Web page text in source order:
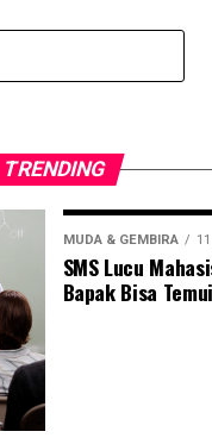
TRENDING
MUDA & GEMBIRA
SMS Lucu
Bapak Bisa